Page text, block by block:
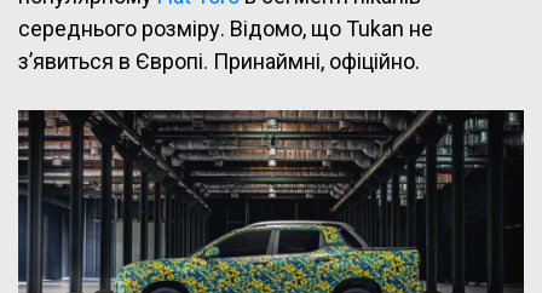
середнього розміру. Відомо, що Tukan не
з’явиться в Європі. Принаймні, офіційно.